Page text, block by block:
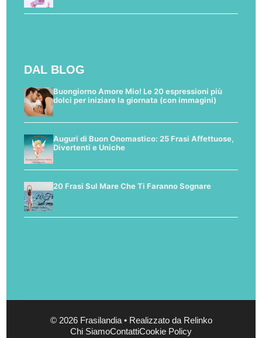
DAL BLOG
Buongiorno Amore Mio! Le 20 espressioni più
dolci per iniziare la giornata (con immagini)
Auguri di Buon Onomastico: 25 Frasi Affettuose,
Divertenti e Uniche
20 Frasi Sul Mare Che Ti Faranno Sognare
© 2026 Frasilandia • Realizzato da Relinko
Chi SiamoContattiCookie Policy